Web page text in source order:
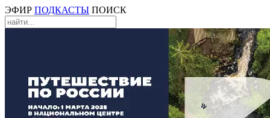
ЭФИР ПОДКАСТЫ ПОИСК